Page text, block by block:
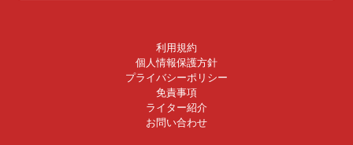
利用規約
個人情報保護方針
プライバシーポリシー
免責事項
ライター紹介
お問い合わせ